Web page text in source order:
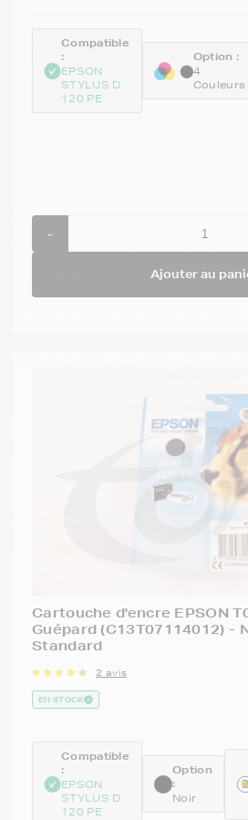
Compatible
:
EPSON
STYLUS D
120 PE
Option :
4
Couleurs
-
Ajouter au
Cartouche d'encre EPSON
Guépard (C13T07114012) -
Standard
2 avis
EN STOCK
Compatible
:
EPSON
STYLUS D
120 PE
Option
:
Noir